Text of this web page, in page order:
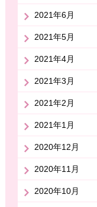
2021年6月
2021年5月
2021年4月
2021年3月
2021年2月
2021年1月
2020年12月
2020年11月
2020年10月